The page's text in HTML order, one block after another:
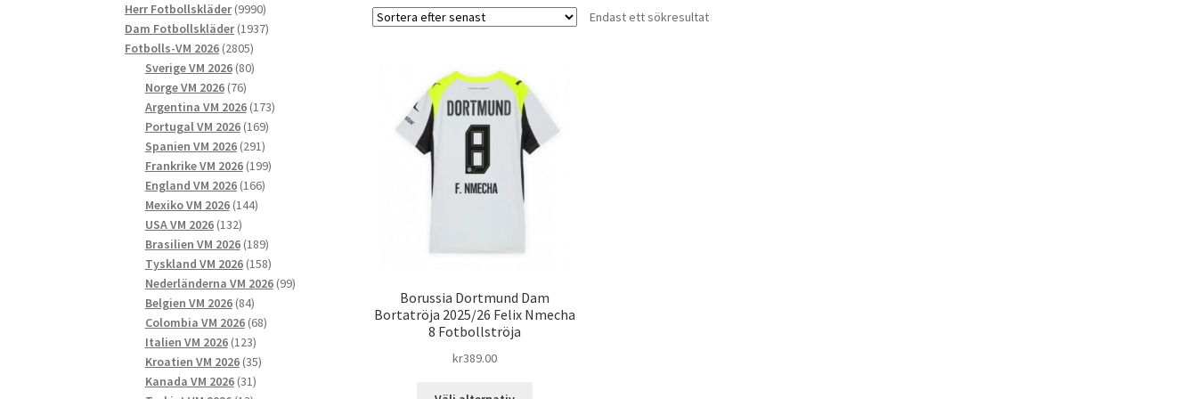
Endast ett sökresultat
Borussia Dortmund Dam
Bortatröja 2025/26 Felix Nmecha
8 Fotbollströja
kr389.00
produkter
Herr Fotbollskläder 99909990
produkter
Dam Fotbollskläder 19371937
Fotbolls-VM 2026 28052805
produkter
Sverige VM 2026 8080
Norge VM 2026 7676
produkter
Argentina VM 2026 173173
Portugal VM 2026 169169
produkter
Spanien VM 2026 291291
produkter
Frankrike VM 2026 199199
England VM 2026 166166
Mexiko VM 2026 144144
USA VM 2026 132132
produkter
Brasilien VM 2026 189189
produkter
Tyskland VM 2026 158158
produkter
Nederländerna VM 2026 9999
Belgien VM 2026 8484
produkter
Colombia VM 2026 6868
Italien VM 2026 123123
produkter
Kroatien VM 2026 3535
Kanada VM 2026 3131